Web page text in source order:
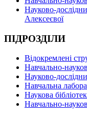
Науково-
Алексеєвої
ПІДРОЗДІЛИ
Відокремлені
Навчально-
Науково-
Навчальна
Наукова
Навчально-